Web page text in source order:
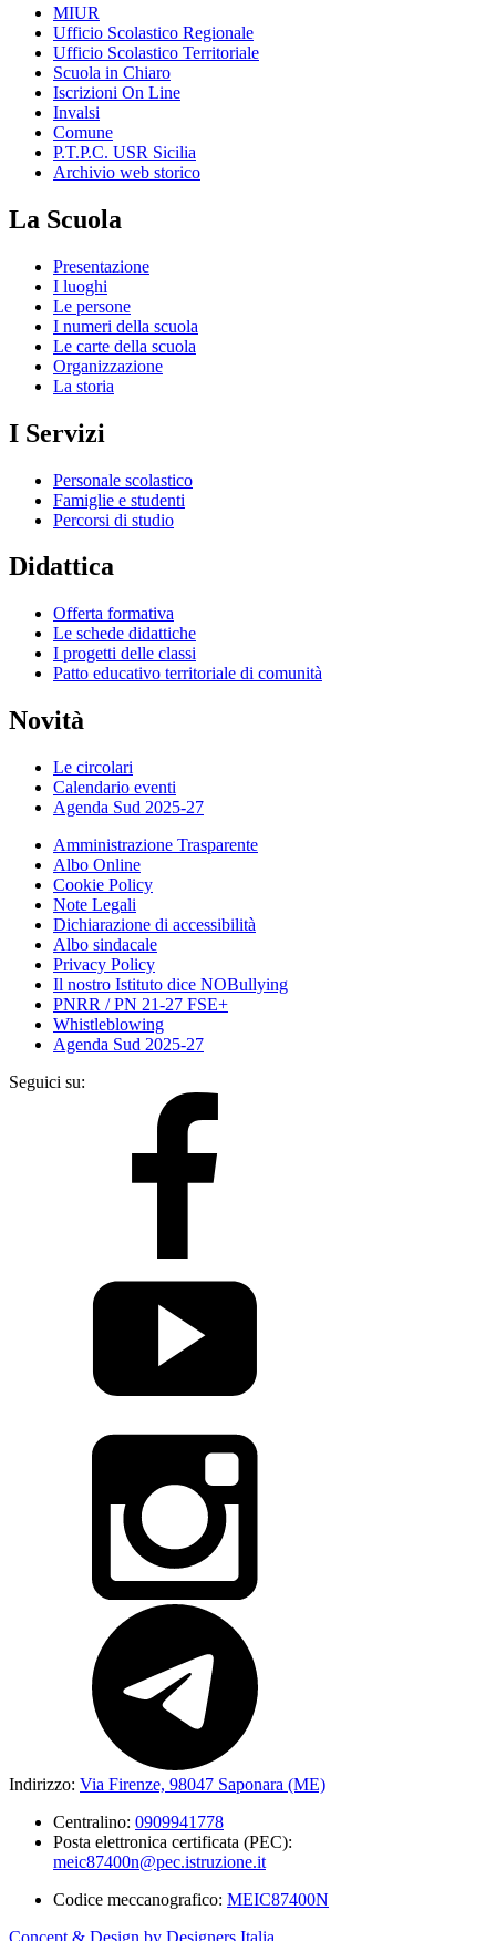
MIUR
Ufficio Scolastico Regionale
Ufficio Scolastico Territoriale
Scuola in Chiaro
Iscrizioni On Line
Invalsi
Comune
P.T.P.C. USR Sicilia
Archivio web storico
La Scuola
Presentazione
I luoghi
Le persone
I numeri della scuola
Le carte della scuola
Organizzazione
La storia
I Servizi
Personale scolastico
Famiglie e studenti
Percorsi di studio
Didattica
Offerta formativa
Le schede didattiche
I progetti delle classi
Patto educativo territoriale di comunità
Novità
Le circolari
Calendario eventi
Agenda Sud 2025-27
Amministrazione Trasparente
Albo Online
Cookie Policy
Note Legali
Dichiarazione di accessibilità
Albo sindacale
Privacy Policy
Il nostro Istituto dice NOBullying
PNRR / PN 21-27 FSE+
Whistleblowing
Agenda Sud 2025-27
Seguici su:
Indirizzo: Via Firenze, 98047 Saponara (ME)
Centralino: 0909941778
Posta elettronica certificata (PEC):
meic87400n@pec.istruzione.it
Codice meccanografico: MEIC87400N